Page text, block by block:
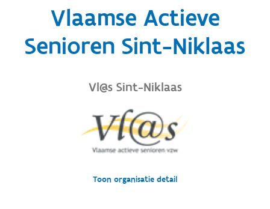
Vlaamse Actieve
Senioren Sint-Niklaas
Vl@s Sint-Niklaas
Toon organisatie detail